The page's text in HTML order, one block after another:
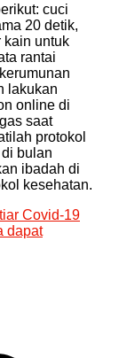
cuci
20 detik,
kain untuk
rantai
lakukan
online di
saat
protokol
bulan
ibadah di
kesehatan.
Covid-19
dapat